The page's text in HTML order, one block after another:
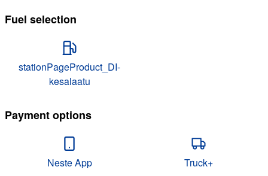
Fuel selection
stationPageProduct_DI-
kesalaatu
Payment options
Neste App Truck+